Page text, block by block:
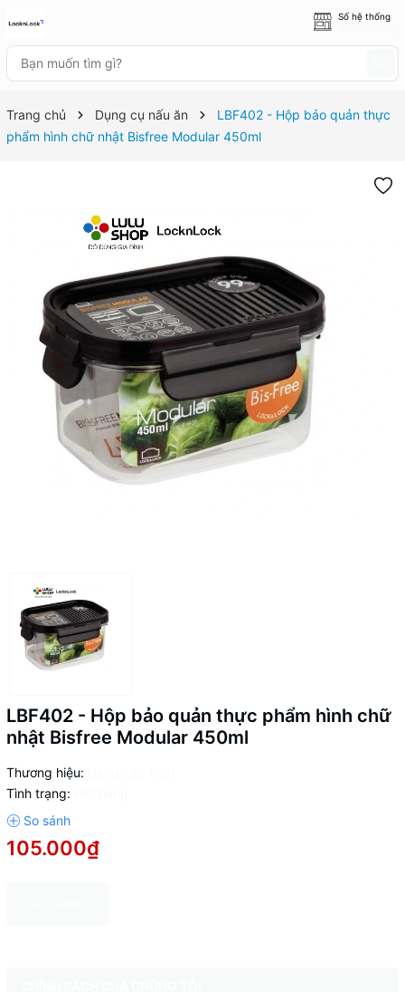
Số hệ thống
Trang chủ Dụng cụ nấu ăn
LBF402 - Hộp bảo quản thực
phẩm hình chữ nhật Bisfree Modular 450ml
LBF402 - Hộp bảo quản thực phẩm hình chữ
nhật Bisfree Modular 450ml
Thương hiệu:
Tình trạng:
105.000₫